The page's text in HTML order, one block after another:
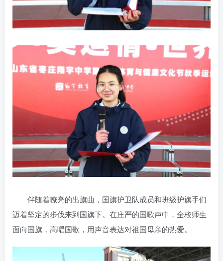
伴随着嘹亮的出旗曲，国旗护卫队成员和班级护旗手们
迈着坚定的步伐来到国旗下。在庄严的国歌声中，全校师生
面向国旗，高唱国歌，用声音表达对祖国母亲的热爱。